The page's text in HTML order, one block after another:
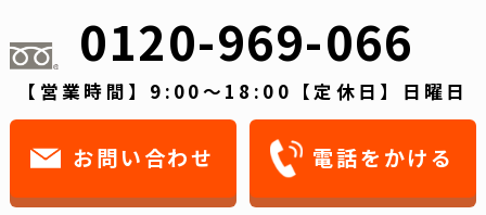
0120-969-066
【営業時間】9:00～18:00【定休日】日曜日
お問い合わせ 電話をかける